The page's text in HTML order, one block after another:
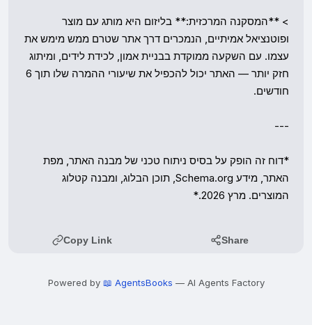
Copy Link Share
Powered by 📖 AgentsBooks — AI Agents Factory